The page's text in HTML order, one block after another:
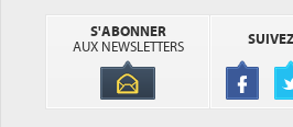
S'ABONNER
AUX NEWSLETTERS